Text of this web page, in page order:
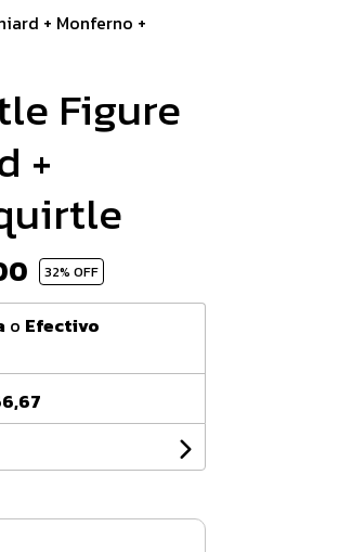
+ Monferno +
Figure
+
32% OFF
o Efectivo